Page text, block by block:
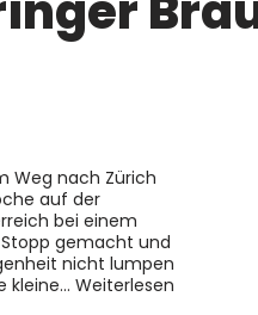
Weg nach Zürich
auf der
bei einem
gemacht und
nicht lumpen
kleine… Weiterlesen